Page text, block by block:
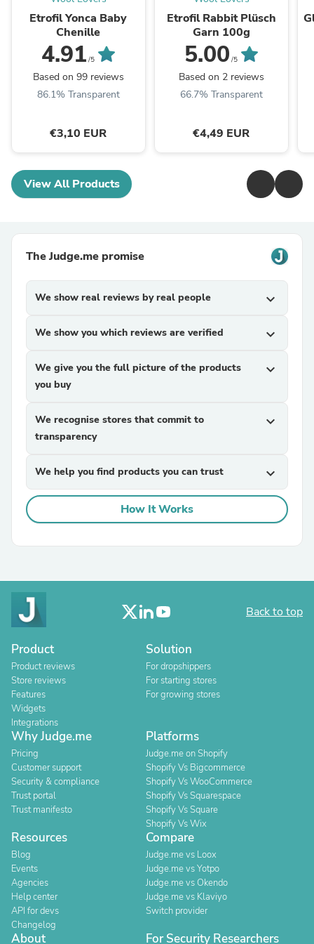
Etrofil Yonca Baby
Chenille
4.91 /5
Based on 99 reviews
86.1% Transparent
€3,10 EUR
Etrofil Rabbit Plüsch
Garn 100g
5.00 /5
Based on 2 reviews
66.7% Transparent
€4,49 EUR
View All Products
The Judge.me promise
We show real reviews by real people expand_more
We show you which reviews are verified expand_more
We give you the full picture of the products
you buy
expand_more
We recognise stores that commit to
transparency
expand_more
We help you find products you can trust expand_more
How It Works
Back to top
Product
Product reviews
Store reviews
Features
Widgets
Integrations
Solution
For dropshippers
For starting stores
For growing stores
Why Judge.me
Pricing
Customer support
Security & compliance
Trust portal
Trust manifesto
Platforms
Judge.me on Shopify
Shopify Vs Bigcommerce
Shopify Vs WooCommerce
Shopify Vs Squarespace
Shopify Vs Square
Shopify Vs Wix
Resources
Blog
Events
Agencies
Help center
API for devs
Changelog
Compare
Judge.me vs Loox
Judge.me vs Yotpo
Judge.me vs Okendo
Judge.me vs Klaviyo
Switch provider
About For Security Researchers